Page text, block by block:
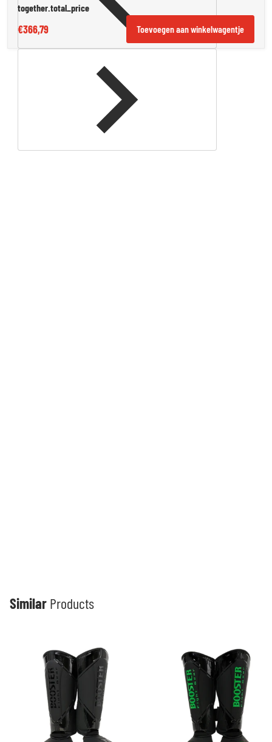
together.total_price
€366,79 Toevoegen aan winkelwagentje
Similar Products